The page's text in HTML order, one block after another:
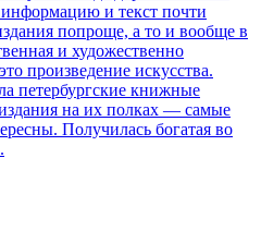
и текст почти
попроще, а то и вообще в
и художественно
произведение искусства.
петербургские книжные
на их полках — самые
Получилась богатая во